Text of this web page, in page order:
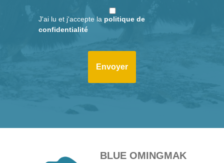
J'ai lu et j'accepte la politique de
confidentialité
BLUE OMINGMAK